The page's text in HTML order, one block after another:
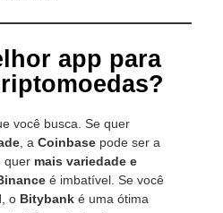
app para
você busca. Se quer
, a Coinbase pode ser a
quer mais variedade e
é imbatível. Se você
, o Bitybank é uma ótima